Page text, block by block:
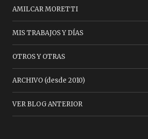
AMILCAR MORETTI
MIS TRABAJOS Y DÍAS
OTROS Y OTRAS
ARCHIVO (desde 2010)
VER BLOG ANTERIOR